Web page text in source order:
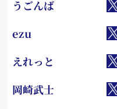
うごんば
ezu
えれっと
岡崎武士